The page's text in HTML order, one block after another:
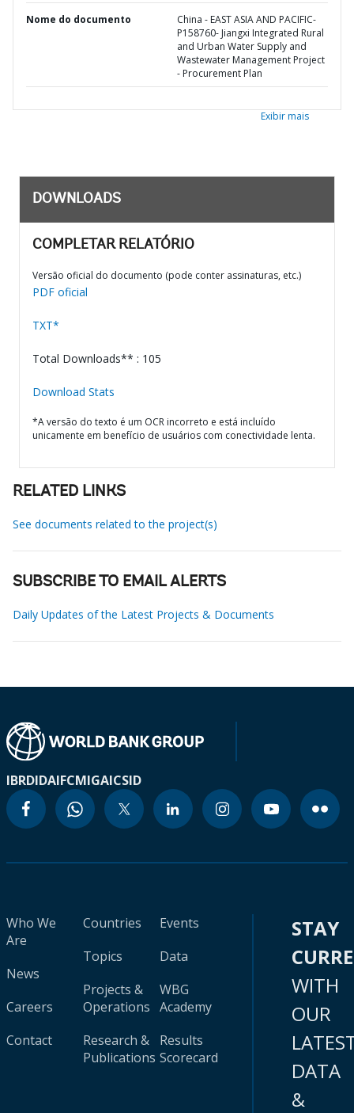
Nome do documento
China - EAST ASIA AND PACIFIC-
P158760- Jiangxi Integrated Rural
and Urban Water Supply and
Wastewater Management Project
- Procurement Plan
Exibir mais
DOWNLOADS
COMPLETAR RELATÓRIO
Versão oficial do documento (pode conter assinaturas, etc.)
PDF oficial
TXT*
Total Downloads** : 105
Download Stats
*A versão do texto é um OCR incorreto e está incluído
unicamente em benefício de usuários com conectividade lenta.
RELATED LINKS
See documents related to the project(s)
SUBSCRIBE TO EMAIL ALERTS
Daily Updates of the Latest Projects & Documents
IBRDIDAIFCMIGAICSID
Who We
Are
News
Careers
Contact
Countries
Topics
Projects &
Operations
Research &
Publications
Events
Data
WBG
Academy
Results
Scorecard
STAY
WITH
OUR
DATA
&